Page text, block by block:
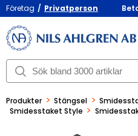
Företag / Privatperson
Produkter > Stängsel >
Smidesstaket Style >